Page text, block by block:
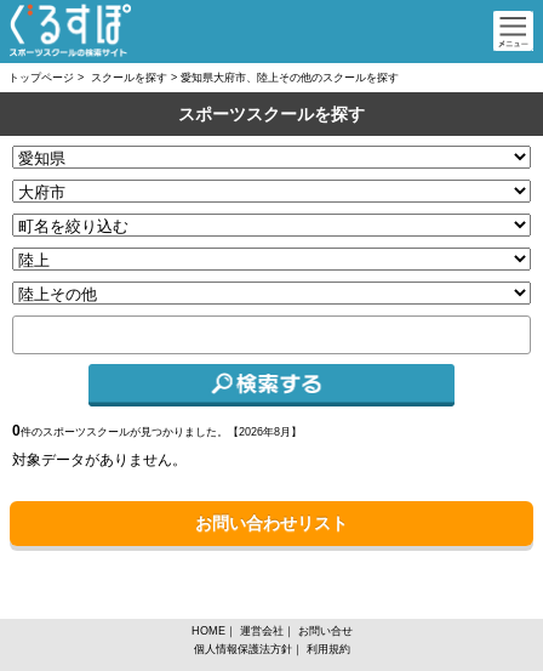
トップページ > スクールを探す > 愛知県大府市、陸上その他のスクールを探す
スポーツスクールを探す
0件のスポーツスクールが見つかりました。【2026年8月】
対象データがありません。
お問い合わせリスト
愛知県大府市、陸上その他からスポーツスクールを探す
HOME｜ 運営会社 ｜
お問い合せ
個人情報保護法方針｜ 利用規約